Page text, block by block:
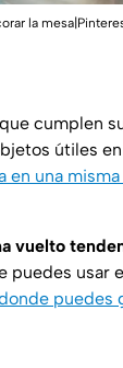
la
cumplen
útiles
en una
vuelto
usar
puedes